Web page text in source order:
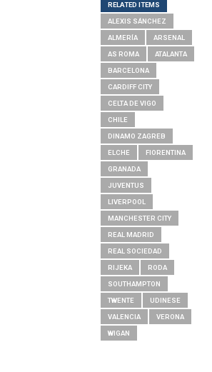
RELATED ITEMS
ALEXIS SÁNCHEZ
ALMERÍA ARSENAL
AS ROMA ATALANTA
BARCELONA
CARDIFF CITY
CELTA DE VIGO
CHILE
DINAMO ZAGREB
ELCHE FIORENTINA
GRANADA
JUVENTUS
LIVERPOOL
MANCHESTER CITY
REAL MADRID
REAL SOCIEDAD
RIJEKA RODA
SOUTHAMPTON
TWENTE UDINESE
VALENCIA VERONA
WIGAN